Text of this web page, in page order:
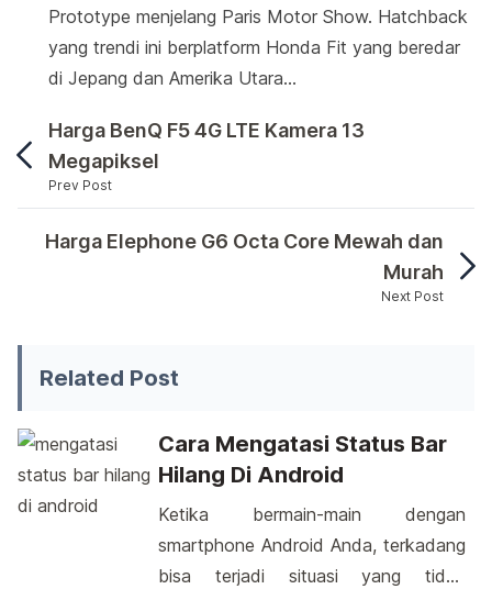
Prototype menjelang Paris Motor Show. Hatchback
yang trendi ini berplatform Honda Fit yang beredar
di Jepang dan Amerika Utara…
Harga BenQ F5 4G LTE Kamera 13
Megapiksel
Prev Post
Dalam ajang Indonesia International Motor Show
Harga Elephone G6 Octa Core Mewah dan
Murah
Next Post
Related Post
Cara Mengatasi Status Bar
Hilang Di Android
Ketika bermain-main dengan
smartphone Android Anda, terkadang
bisa terjadi situasi yang tidak